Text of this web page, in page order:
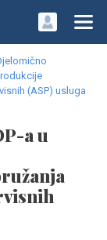
(ASP) usluga
a u